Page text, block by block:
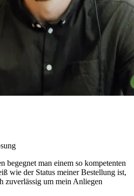
begegnet man einem so kompetenten
wie der Status meiner Bestellung ist,
zuverlässig um mein Anliegen